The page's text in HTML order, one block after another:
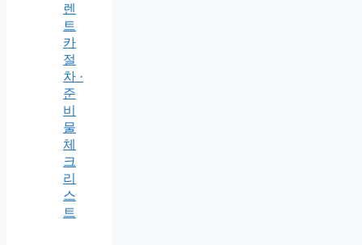
렌
트
카
절
차 ·
준
비
물
체
크
리
스
트